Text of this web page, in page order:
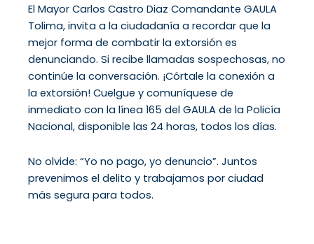
El Mayor Carlos Castro Diaz Comandante GAULA
Tolima, invita a la ciudadanía a recordar que la
mejor forma de combatir la extorsión es
denunciando. Si recibe llamadas sospechosas, no
continúe la conversación. ¡Córtale la conexión a
la extorsión! Cuelgue y comuníquese de
inmediato con la línea 165 del GAULA de la Policía
Nacional, disponible las 24 horas, todos los días.
No olvide: “Yo no pago, yo denuncio”. Juntos
prevenimos el delito y trabajamos por ciudad
más segura para todos.